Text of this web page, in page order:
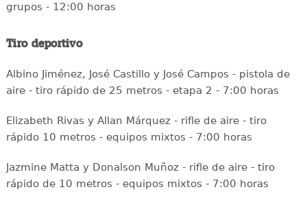
grupos - 12:00 horas
Tiro deportivo
Albino Jiménez, José Castillo y José Campos - pistola de
aire - tiro rápido de 25 metros - etapa 2 - 7:00 horas
Elizabeth Rivas y Allan Márquez - rifle de aire - tiro
rápido 10 metros - equipos mixtos - 7:00 horas
Jazmine Matta y Donalson Muñoz - rifle de aire - tiro
rápido de 10 metros - equipos mixtos - 7:00 horas